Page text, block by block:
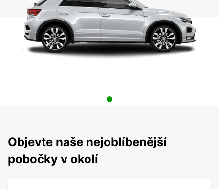
Objevte naše nejoblíbenější
pobočky v okolí